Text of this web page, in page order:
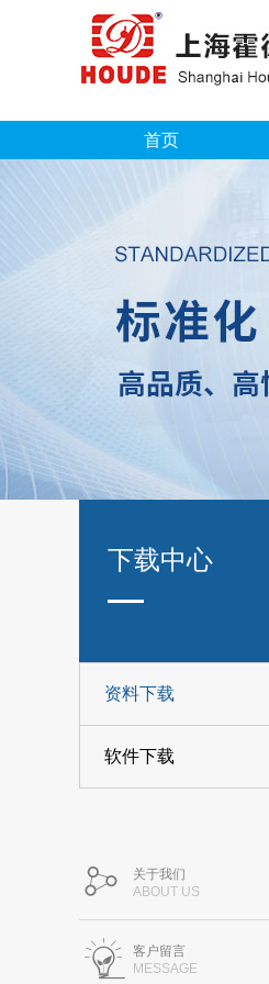
首页
下载中心
资料下载
软件下载
关于我们
ABOUT US
客户留言
MESSAGE